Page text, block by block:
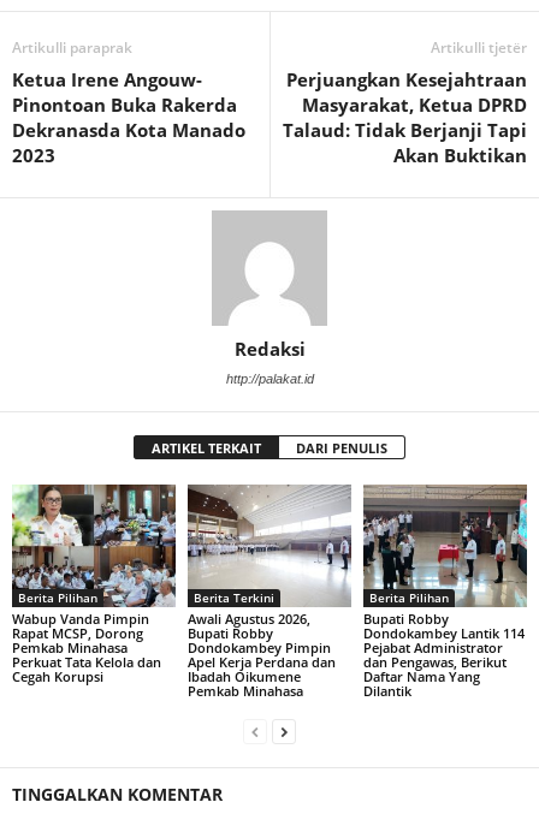
Artikulli paraprak
Ketua Irene Angouw-
Pinontoan Buka Rakerda
Dekranasda Kota Manado
2023
Artikulli tjetër
Perjuangkan Kesejahtraan
Masyarakat, Ketua DPRD
Talaud: Tidak Berjanji Tapi
Akan Buktikan
Redaksi
http://palakat.id
ARTIKEL TERKAIT DARI PENULIS
Berita Pilihan
Wabup Vanda Pimpin
Rapat MCSP, Dorong
Pemkab Minahasa
Perkuat Tata Kelola dan
Cegah Korupsi
Berita Terkini
Awali Agustus 2026,
Bupati Robby
Dondokambey Pimpin
Apel Kerja Perdana dan
Ibadah Oikumene
Pemkab Minahasa
Berita Pilihan
Bupati Robby
Dondokambey Lantik 114
Pejabat Administrator
dan Pengawas, Berikut
Daftar Nama Yang
Dilantik
TINGGALKAN KOMENTAR